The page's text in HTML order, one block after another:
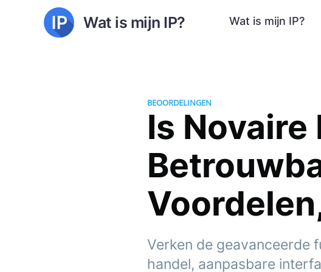
Wat is mijn IP? Wat is mijn IP?
BEOORDELINGEN
Is Novaire
Verken de geavanceerde
handel, aanpasbare